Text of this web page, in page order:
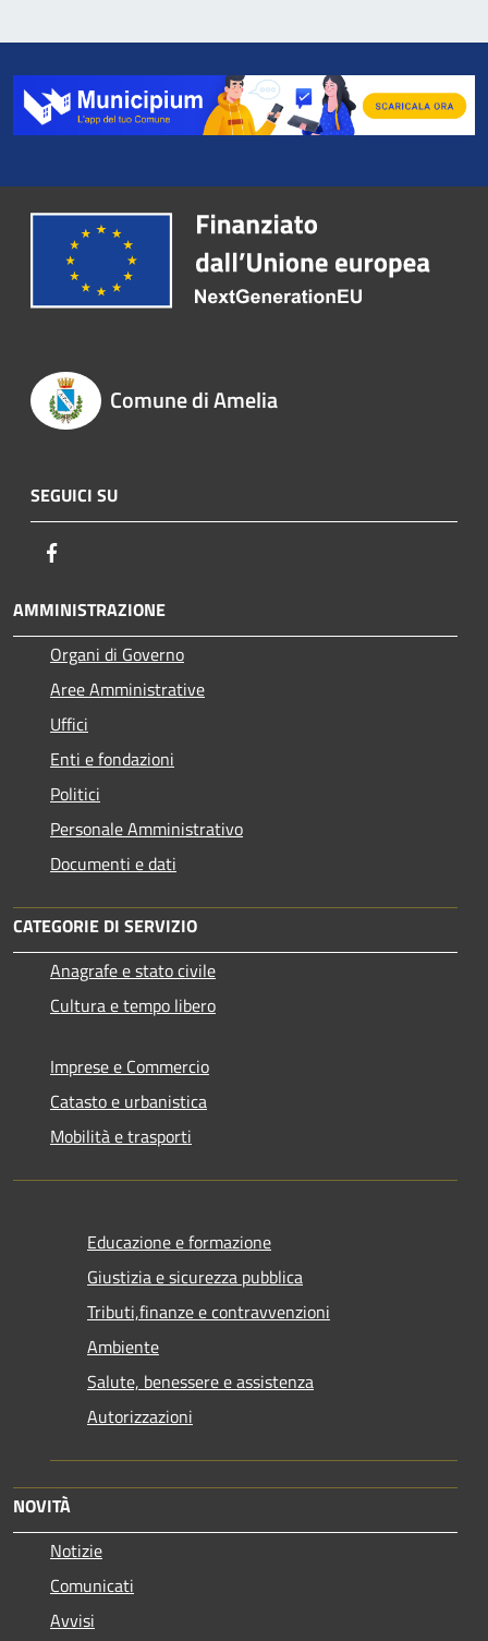
Comune di Amelia
SEGUICI SU
AMMINISTRAZIONE
Organi di Governo
Aree Amministrative
Uffici
Enti e fondazioni
Politici
Personale Amministrativo
Documenti e dati
CATEGORIE DI SERVIZIO
Anagrafe e stato civile
Cultura e tempo libero
Imprese e Commercio
Catasto e urbanistica
Mobilità e trasporti
Educazione e formazione
Giustizia e sicurezza pubblica
Tributi,finanze e contravvenzioni
Ambiente
Salute, benessere e assistenza
Autorizzazioni
NOVITÀ
Notizie
Comunicati
Avvisi